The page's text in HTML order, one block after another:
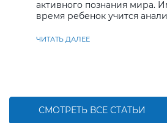
активного познания мира.
время ребенок учится
ЧИТАТЬ ДАЛЕЕ
СМОТРЕТЬ ВСЕ СТАТЬИ